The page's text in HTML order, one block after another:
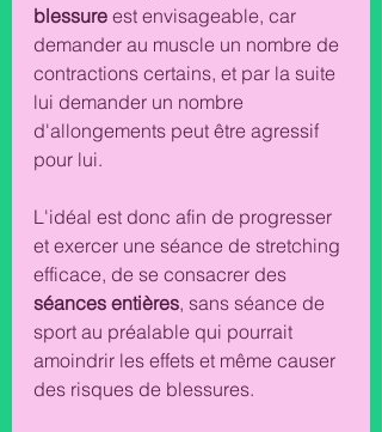
blessure est envisageable, car
demander au muscle un nombre de
contractions certains, et par la suite
lui demander un nombre
d'allongements peut être agressif
pour lui.
L'idéal est donc afin de progresser
et exercer une séance de stretching
efficace, de se consacrer des
séances entières, sans séance de
sport au préalable qui pourrait
amoindrir les effets et même causer
des risques de blessures.